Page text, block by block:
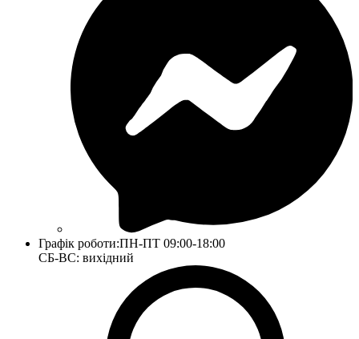
Графік роботи:ПН-ПТ 09:00-18:00
СБ-ВС: вихідний